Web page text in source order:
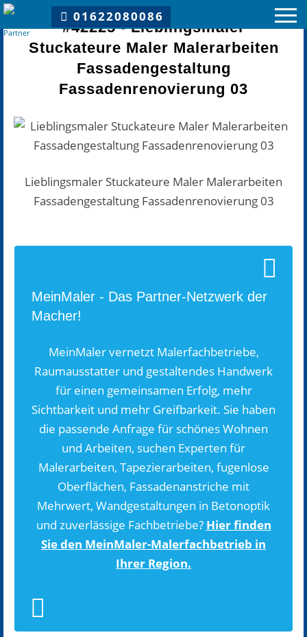
Du bist hier:Lieblingsmaler Stuckateure Maler Malerarbeiten Fassadengestaltung Fassadenrenovierung 03
01622080086
MeinMaler Partnernetzwerk
Vorteile
MeinMaler Partner
Kooperationen
Blog
Partner werden
Navigation schließen
#42225 - Lieblingsmaler
Stuckateure Maler Malerarbeiten
Fassadengestaltung
Fassadenrenovierung 03
Lieblingsmaler Stuckateure Maler Malerarbeiten
Fassadengestaltung Fassadenrenovierung 03
MeinMaler - Das Partner-Netzwerk der
Macher!
MeinMaler vernetzt Malerfachbetriebe,
Raumausstatter und gestaltendes Handwerk
für einen gemeinsamen Erfolg, mehr
Sichtbarkeit und mehr Greifbarkeit. Sie haben
die passende Anfrage für schönes Wohnen
und Arbeiten, suchen Experten für
Malerarbeiten, Tapezierarbeiten, fugenlose
Oberflächen, Fassadenanstriche mit
Mehrwert, Wandgestaltungen in Betonoptik
und zuverlässige Fachbetriebe? Hier finden
Sie den MeinMaler-Malerfachbetrieb in
Ihrer Region.